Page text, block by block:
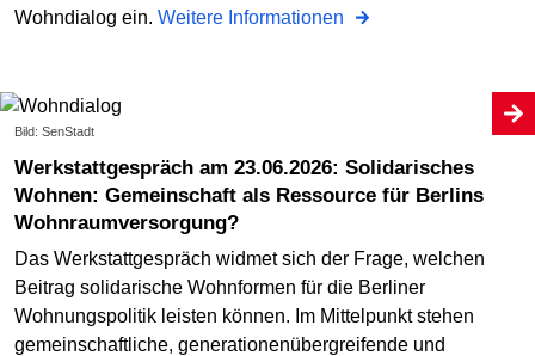
Wohndialog ein. Weitere Informationen
Bild: SenStadt
Werkstattgespräch am 23.06.2026: Solidarisches
Wohnen: Gemeinschaft als Ressource für Berlins
Wohnraumversorgung?
Das Werkstattgespräch widmet sich der Frage, welchen
Beitrag solidarische Wohnformen für die Berliner
Wohnungspolitik leisten können. Im Mittelpunkt stehen
gemeinschaftliche, generationenübergreifende und